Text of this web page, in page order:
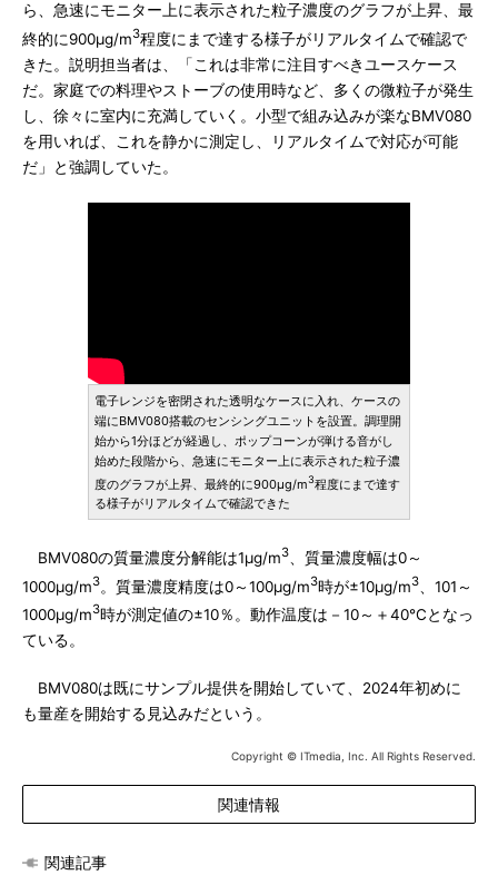
ら、急速にモニター上に表示された粒子濃度のグラフが上昇、最
終的に900μg/m3程度にまで達する様子がリアルタイムで確認で
きた。説明担当者は、「これは非常に注目すべきユースケース
だ。家庭での料理やストーブの使用時など、多くの微粒子が発生
し、徐々に室内に充満していく。小型で組み込みが楽なBMV080
を用いれば、これを静かに測定し、リアルタイムで対応が可能
だ」と強調していた。
電子レンジを密閉された透明なケースに入れ、ケースの
端にBMV080搭載のセンシングユニットを設置。調理開
始から1分ほどが経過し、ポップコーンが弾ける音がし
始めた段階から、急速にモニター上に表示された粒子濃
度のグラフが上昇、最終的に900μg/m3程度にまで達す
る様子がリアルタイムで確認できた
BMV080の質量濃度分解能は1μg/m3 、質量濃度幅は0～
1000μg/m3。質量濃度精度は0～100μg/m3時が±10μg/m3 、101～
1000μg/m3時が測定値の±10％。動作温度は－10～＋40℃となっ
ている。
BMV080は既にサンプル提供を開始していて、2024年初めに
も量産を開始する見込みだという。
Copyright © ITmedia, Inc. All Rights Reserved.
関連情報
関連記事